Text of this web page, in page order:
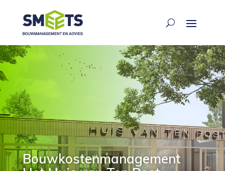
Bouwkostenmanagement